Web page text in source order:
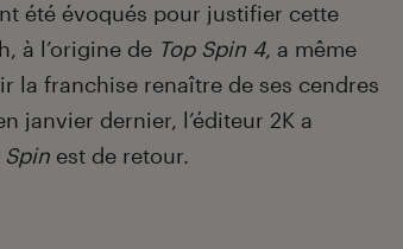
été évoqués pour justifier cette
à l’origine de Top Spin 4, a même
la franchise renaître de ses cendres
janvier dernier, l’éditeur 2K a
Spin est de retour.